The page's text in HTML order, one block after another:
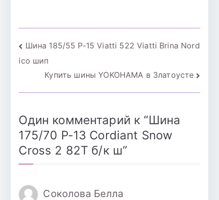
Навигация
по
записям
Шина 185/55 Р-15 Viatti 522 Viatti Brina Nord
ico шип
Купить шины YOKOHAMA в Златоусте
Один комментарий к “Шина
175/70 Р-13 Cordiant Snow
Cross 2 82T б/к ш”
Соколова Белла